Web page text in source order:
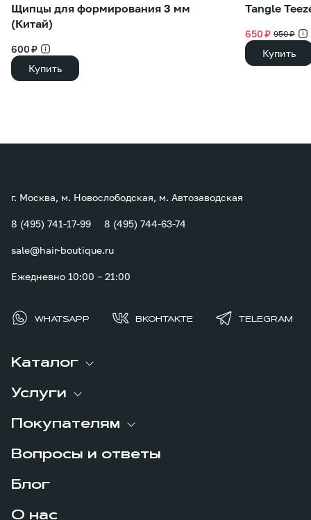
Щипцы для формирования 3 мм
(Китай)
600 ₽
Купить
Tangle
650 ₽ 950 ₽
Купить
Каталог
Услуги
Покупателям
Вопросы и ответы
Блог
О нас
г. Москва, м. Новослободская, м. Автозаводская
8 (495) 741-17-99 8 (495) 744-63-74
sale@hair-boutique.ru
Ежедневно 10:00 – 21:00
WHATSAPP ВКОНТАКТЕ TELEGRAM